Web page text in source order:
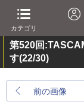
カテゴリ
第520回
す(22/30)
前の画像